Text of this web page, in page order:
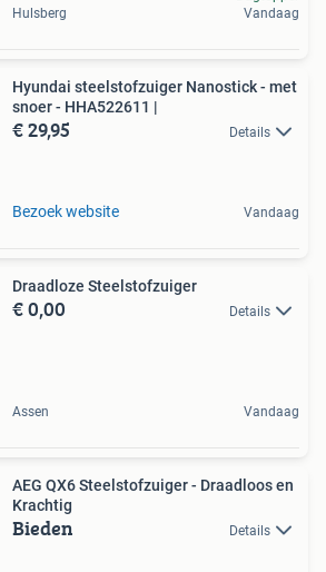
Hulsberg
Vandaag
Hyundai steelstofzuiger Nanostick - met
snoer - HHA522611 |
€ 29,95 Details
Bezoek website Vandaag
Draadloze Steelstofzuiger
€ 0,00 Details
Assen Vandaag
AEG QX6 Steelstofzuiger - Draadloos en
Krachtig
Bieden Details